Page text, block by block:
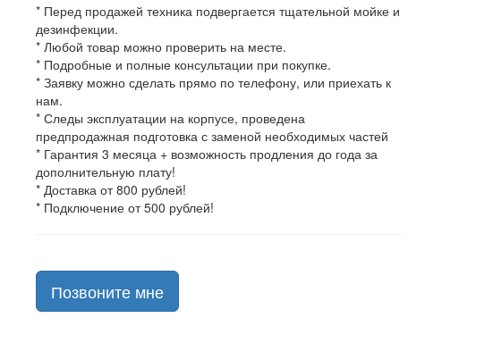
* Перед продажей техника подвергается тщательной мойке и
дезинфекции.
* Любой товар можно проверить на месте.
* Подробные и полные консультации при покупке.
* Заявку можно сделать прямо по телефону, или приехать к
нам.
* Следы эксплуатации на корпусе, проведена
предпродажная подготовка с заменой необходимых частей
* Гарантия 3 месяца + возможность продления до года за
дополнительную плату!
* Доставка от 800 рублей!
* Подключение от 500 рублей!
Позвоните мне